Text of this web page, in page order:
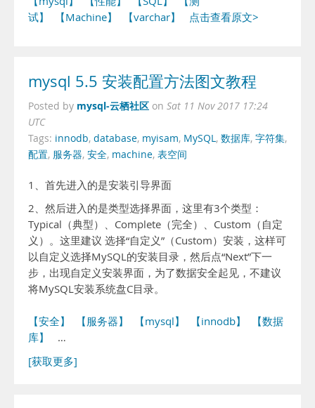
试】
【Machine】 【varchar】 点击查看原文>
mysql 5.5 安装配置方法图文教程
Posted by mysql-云栖社区 on Sat 11 Nov 2017 17:24
UTC
Tags: innodb, database, myisam, MySQL, 数据库, 字符集,
配置, 服务器, 安全, machine, 表空间
1、首先进入的是安装引导界面
2、然后进入的是类型选择界面，这里有3个类型：
Typical（典型）、Complete（完全）、Custom（自定
义）。这里建议 选择“自定义”（Custom）安装，这样可
以自定义选择MySQL的安装目录，然后点“Next”下一
步，出现自定义安装界面，为了数据安全起见，不建议
将MySQL安装系统盘C目录。
【安全】 【服务器】 【mysql】 【innodb】
【数据
库】
…
[获取更多]